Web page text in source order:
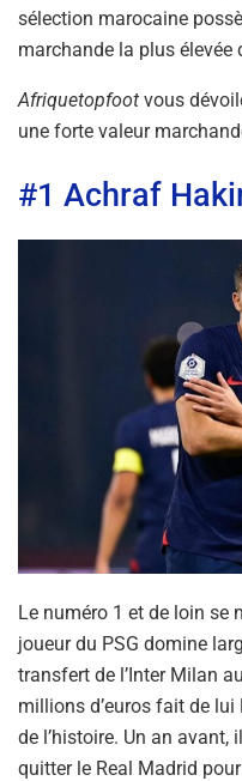
sélection marocaine
marchande la plus élevée
Afriquetopfoot vous
une forte valeur
#1 Achraf
Le numéro 1 et de loin se
joueur du PSG domine
transfert de l’Inter Milan
millions d’euros fait de
de l’histoire. Un an
quitter le Real Madrid